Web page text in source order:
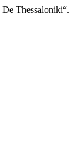
Thessaloniki“.